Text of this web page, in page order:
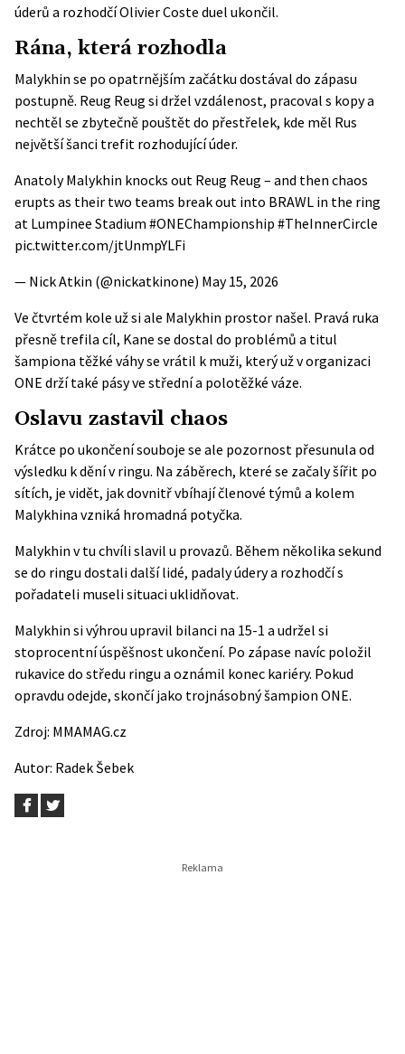
úderů a rozhodčí Olivier Coste duel ukončil.
Rána, která rozhodla
Malykhin se po opatrnějším začátku dostával do zápasu
postupně. Reug Reug si držel vzdálenost, pracoval s kopy a
nechtěl se zbytečně pouštět do přestřelek, kde měl Rus
největší šanci trefit rozhodující úder.
Anatoly Malykhin knocks out Reug Reug – and then chaos
erupts as their two teams break out into BRAWL in the ring
at Lumpinee Stadium #ONEChampionship #TheInnerCircle
pic.twitter.com/jtUnmpYLFi
— Nick Atkin (@nickatkinone) May 15, 2026
Ve čtvrtém kole už si ale Malykhin prostor našel. Pravá ruka
přesně trefila cíl, Kane se dostal do problémů a titul
šampiona těžké váhy se vrátil k muži, který už v organizaci
ONE drží také pásy ve střední a polotěžké váze.
Oslavu zastavil chaos
Krátce po ukončení souboje se ale pozornost přesunula od
výsledku k dění v ringu. Na záběrech, které se začaly šířit po
sítích, je vidět, jak dovnitř vbíhají členové týmů a kolem
Malykhina vzniká hromadná potyčka.
Malykhin v tu chvíli slavil u provazů. Během několika sekund
se do ringu dostali další lidé, padaly údery a rozhodčí s
pořadateli museli situaci uklidňovat.
Malykhin si výhrou upravil bilanci na 15-1 a udržel si
stoprocentní úspěšnost ukončení. Po zápase navíc položil
rukavice do středu ringu a oznámil konec kariéry. Pokud
opravdu odejde, skončí jako trojnásobný šampion ONE.
Zdroj: MMAMAG.cz
Autor: Radek Šebek